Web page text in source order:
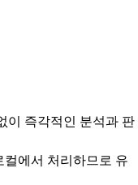
이 즉각적인 분석과 판
에서 처리하므로 유